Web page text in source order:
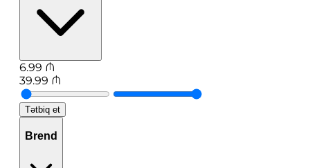
6.99 ₼
39.99 ₼
Tətbiq et
Brend